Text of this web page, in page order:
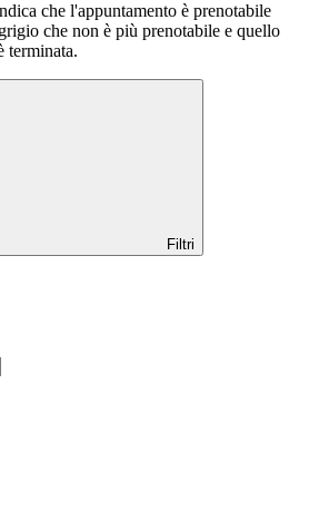
che l'appuntamento è prenotabile
che non è più prenotabile e quello
terminata.
Filtri